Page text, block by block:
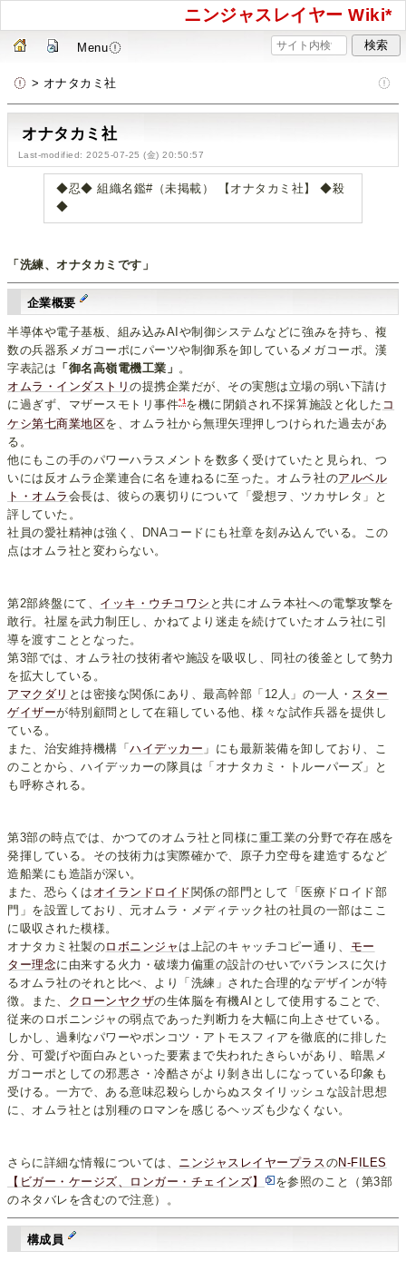
ニンジャスレイヤー Wiki*
Menu
> オナタカミ社
オナタカミ社
Last-modified: 2025-07-25 (金) 20:50:57
◆忍◆ 組織名鑑#（未掲載） 【オナタカミ社】 ◆殺
◆
「洗練、オナタカミです」
企業概要
半導体や電子基板、組み込みAIや制御システムなどに強みを持ち、複
数の兵器系メガコーポにパーツや制御系を卸しているメガコーポ。漢
字表記は 「御名高嶺電機工業」 。
オムラ・インダストリの提携企業だが、その実態は立場の弱い下請け
に過ぎず、マザースモトリ事件*1を機に閉鎖され不採算施設と化した コ
ケシ第七商業地区を、オムラ社から無理矢理押しつけられた過去があ
る。
他にもこの手のパワーハラスメントを数多く受けていたと見られ、つ
いには反オムラ企業連合に名を連ねるに至った。オムラ社のアルベル
ト・オムラ 会長は、彼らの裏切りについて「愛想ヲ、ツカサレタ」と
評していた。
社員の愛社精神は強く、DNAコードにも社章を刻み込んでいる。この
点はオムラ社と変わらない。
第2部終盤にて、 イッキ・ウチコワシ と共にオムラ本社への電撃攻撃を
敢行。社屋を武力制圧し、かねてより迷走を続けていたオムラ社に引
導を渡すこととなった。
第3部では、オムラ社の技術者や施設を吸収し、同社の後釜として勢力
を拡大している。
アマクダリ とは密接な関係にあり、最高幹部「12人」の一人・ スター
ゲイザーが特別顧問として在籍している他、様々な試作兵器を提供し
ている。
また、治安維持機構「ハイデッカー 」にも最新装備を卸しており、こ
のことから、ハイデッカーの隊員は「オナタカミ・トルーパーズ」と
も呼称される。
第3部の時点では、かつてのオムラ社と同様に重工業の分野で存在感を
発揮している。その技術力は実際確かで、原子力空母を建造するなど
造船業にも造詣が深い。
また、恐らくは オイランドロイド 関係の部門として「医療ドロイド部
門」を設置しており、元オムラ・メディテック社の社員の一部はここ
に吸収された模様。
オナタカミ社製のロボニンジャ は上記のキャッチコピー通り、 モー
ター理念に由来する火力・破壊力偏重の設計のせいでバランスに欠け
るオムラ社のそれと比べ、より「洗練」された合理的なデザインが特
徴。また、 クローンヤクザの生体脳を有機AIとして使用することで、
従来のロボニンジャの弱点であった判断力を大幅に向上させている。
しかし、過剰なパワーやポンコツ・アトモスフィアを徹底的に排した
分、可愛げや面白みといった要素まで失われたきらいがあり、暗黒メ
ガコーポとしての邪悪さ・冷酷さがより剝き出しになっている印象も
受ける。一方で、ある意味忍殺らしからぬスタイリッシュな設計思想
に、オムラ社とは別種のロマンを感じるヘッズも少なくない。
さらに詳細な情報については、 ニンジャスレイヤープラスのN-FILES
【ビガー・ケージズ、ロンガー・チェインズ】
を参照のこと（第3部
のネタバレを含むので注意）。
構成員